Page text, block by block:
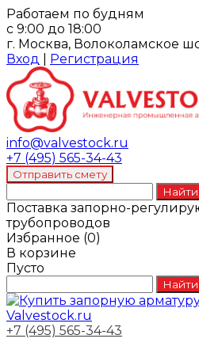
Работаем по будням
с 9:00 до 18:00
г. Москва, Волоколамское
Вход
Регистрация
info@valvestock.ru
+7 (495) 565-34-43
Поставка запорно-
трубопроводов
Избранное (0)
В корзине
Пусто
+7 (495) 565-34-43